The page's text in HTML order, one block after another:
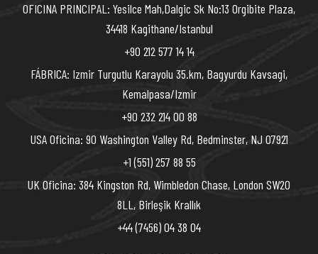
OFICINA PRINCIPAL: Yesilce Mah,Dalgic Sk No:13 Orgibite Plaza,
34418 Kagithane/Istanbul
+90 212 577 14 14
FÁBRICA: Izmir Turgutlu Karayolu 35.km, Bagyurdu Kavsagi,
Kemalpasa/Izmir
+90 232 214 00 88
USA Oficina: 90 Washington Valley Rd, Bedminster, NJ 07921
+1 (551) 257 88 55
UK Oficina: 384 Kingston Rd, Wimbledon Chase, London SW20
8LL, Birleşik Krallık
+44 (7456) 04 38 04